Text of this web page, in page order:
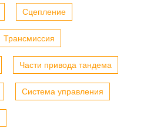
Сцепление
Трансмиссия
Части привода тандема
Система управления